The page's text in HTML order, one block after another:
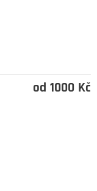
od 1000 Kč